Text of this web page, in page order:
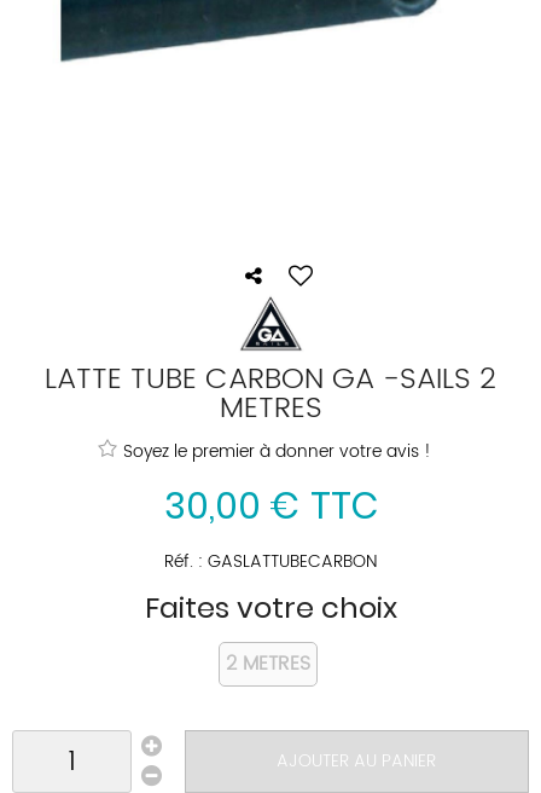
LATTE TUBE CARBON GA -SAILS 2
METRES
Soyez le premier à donner votre avis !
30,00 € TTC
Réf. : GASLATTUBECARBON
Faites votre choix
2 METRES
AJOUTER AU PANIER